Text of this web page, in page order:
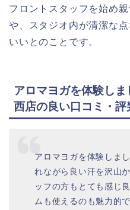
フロントスタッフを始め
や、スタジオ内が清潔な
いいとのことです。
アロマヨガを体験し
西店の良い口コミ・評
アロマヨガを体験しま
れながら良い汗を沢山
ッフの方もとても感じ
ムも使えるのも魅力的